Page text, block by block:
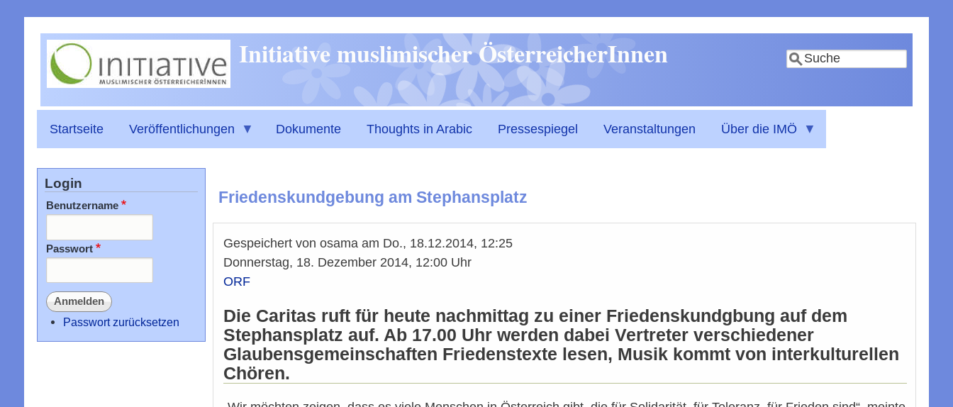
zum
Inhalt
Suche
Initiative muslimischer ÖsterreicherInnen
Startseite Veröffentlichungen Dokumente Thoughts in Arabic Pressespiegel Veranstaltungen Über die IMÖ
Friedenskundgebung am Stephansplatz
Gespeichert von osama am Do., 18.12.2014, 12:25
Donnerstag, 18. Dezember 2014, 12:00 Uhr
ORF
Die Caritas ruft für heute nachmittag zu einer Friedenskundgbung auf dem
Stephansplatz auf. Ab 17.00 Uhr werden dabei Vertreter verschiedener
Glaubensgemeinschaften Friedenstexte lesen, Musik kommt von interkulturellen
Chören.
Login
Benutzername
Passwort
Passwort zurücksetzen